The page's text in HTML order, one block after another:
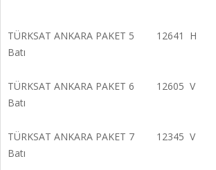
TÜRKSAT ANKARA PAKET 5 12641 H
Batı
TÜRKSAT ANKARA PAKET 6 12605 V
Batı
TÜRKSAT ANKARA PAKET 7 12345 V
Batı